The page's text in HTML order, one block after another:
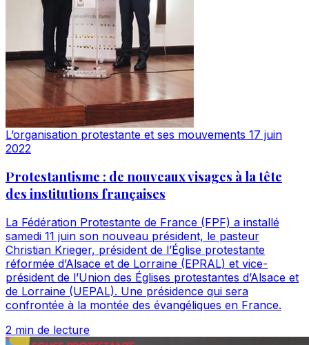
L’organisation protestante et ses mouvements 17 juin
2022
Protestantisme : de nouveaux visages à la tête
des institutions françaises
La Fédération Protestante de France (FPF) a installé
samedi 11 juin son nouveau président, le pasteur
Christian Krieger, président de l’Église protestante
réformée d’Alsace et de Lorraine (EPRAL) et vice-
président de l’Union des Églises protestantes d’Alsace et
de Lorraine (UEPAL). Une présidence qui sera
confrontée à la montée des évangéliques en France.
2 min de lecture